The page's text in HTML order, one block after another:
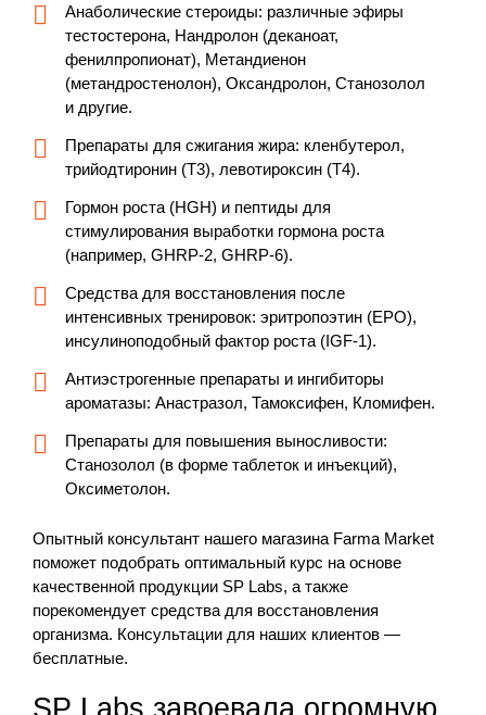
Анаболические стероиды: различные эфиры
тестостерона, Нандролон (деканоат,
фенилпропионат), Метандиенон
(метандростенолон), Оксандролон, Станозолол
и другие.
Препараты для сжигания жира: кленбутерол,
трийодтиронин (T3), левотироксин (T4).
Гормон роста (HGH) и пептиды для
стимулирования выработки гормона роста
(например, GHRP-2, GHRP-6).
Средства для восстановления после
интенсивных тренировок: эритропоэтин (EPO),
инсулиноподобный фактор роста (IGF-1).
Антиэстрогенные препараты и ингибиторы
ароматазы: Анастразол, Тамоксифен, Кломифен.
Препараты для повышения выносливости:
Станозолол (в форме таблеток и инъекций),
Оксиметолон.
Опытный консультант нашего магазина Farma Market
поможет подобрать оптимальный курс на основе
качественной продукции SP Labs, а также
порекомендует средства для восстановления
организма. Консультации для наших клиентов —
бесплатные.
SP Labs завоевала огромную